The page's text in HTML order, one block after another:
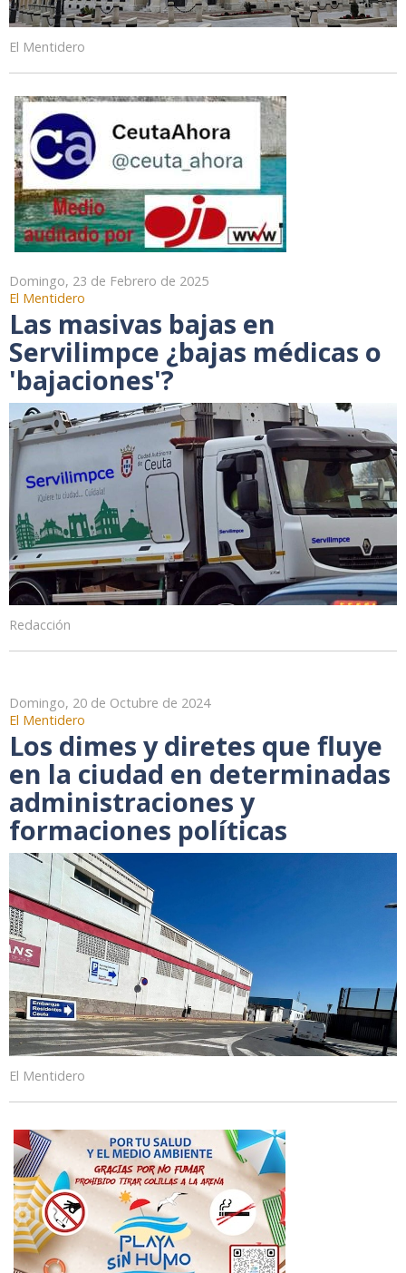
El Mentidero
Domingo, 23 de Febrero de 2025
El Mentidero
Las masivas bajas en
Servilimpce ¿bajas médicas o
'bajaciones'?
Redacción
Domingo, 20 de Octubre de 2024
El Mentidero
Los dimes y diretes que fluye
en la ciudad en determinadas
administraciones y
formaciones políticas
El Mentidero